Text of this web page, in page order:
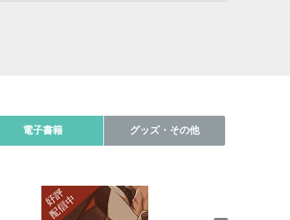
電子書籍 グッズ・その他